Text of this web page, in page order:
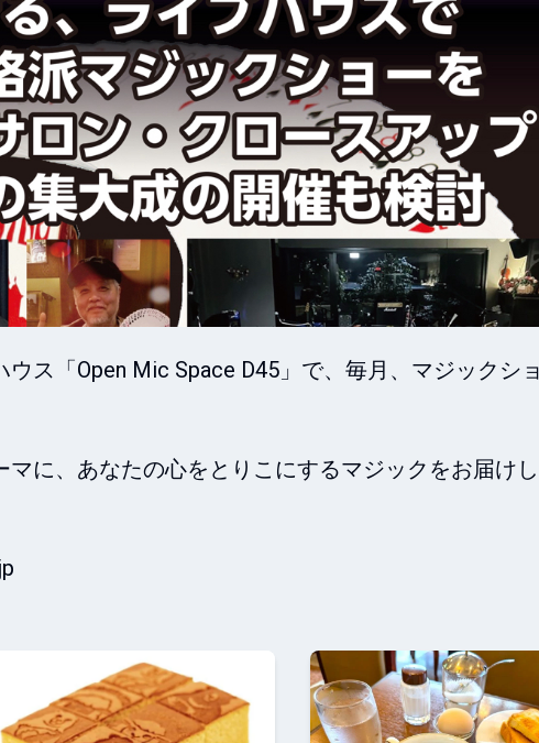
ス「Open Mic Space D45」で、毎月、マジックシ
マに、あなたの心をとりこにするマジックをお届け